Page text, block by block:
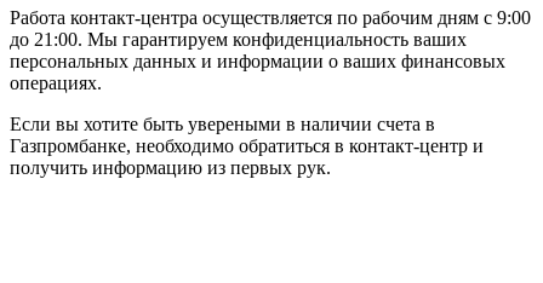
Работа контакт-центра осуществляется по рабочим дням с 9:00
до 21:00. Мы гарантируем конфиденциальность ваших
персональных данных и информации о ваших финансовых
операциях.
Если вы хотите быть увереными в наличии счета в
Газпромбанке, необходимо обратиться в контакт-центр и
получить информацию из первых рук.